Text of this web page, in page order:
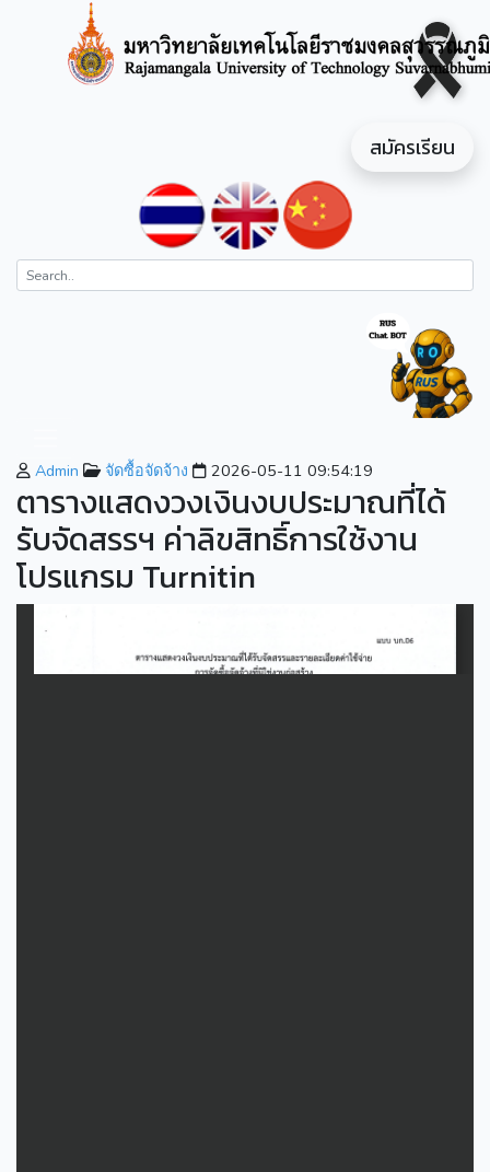
สมัครเรียน
Admin จัดซื้อจัดจ้าง 2026-05-11 09:54:19
ตารางแสดงวงเงินงบประมาณที่ได้
รับจัดสรรฯ ค่าลิขสิทธิ์การใช้งาน
โปรแกรม Turnitin